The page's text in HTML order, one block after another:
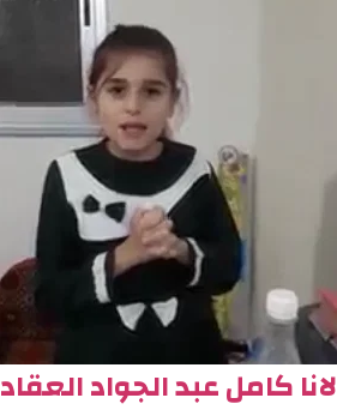
لانا كامل عبد الجواد العقاد